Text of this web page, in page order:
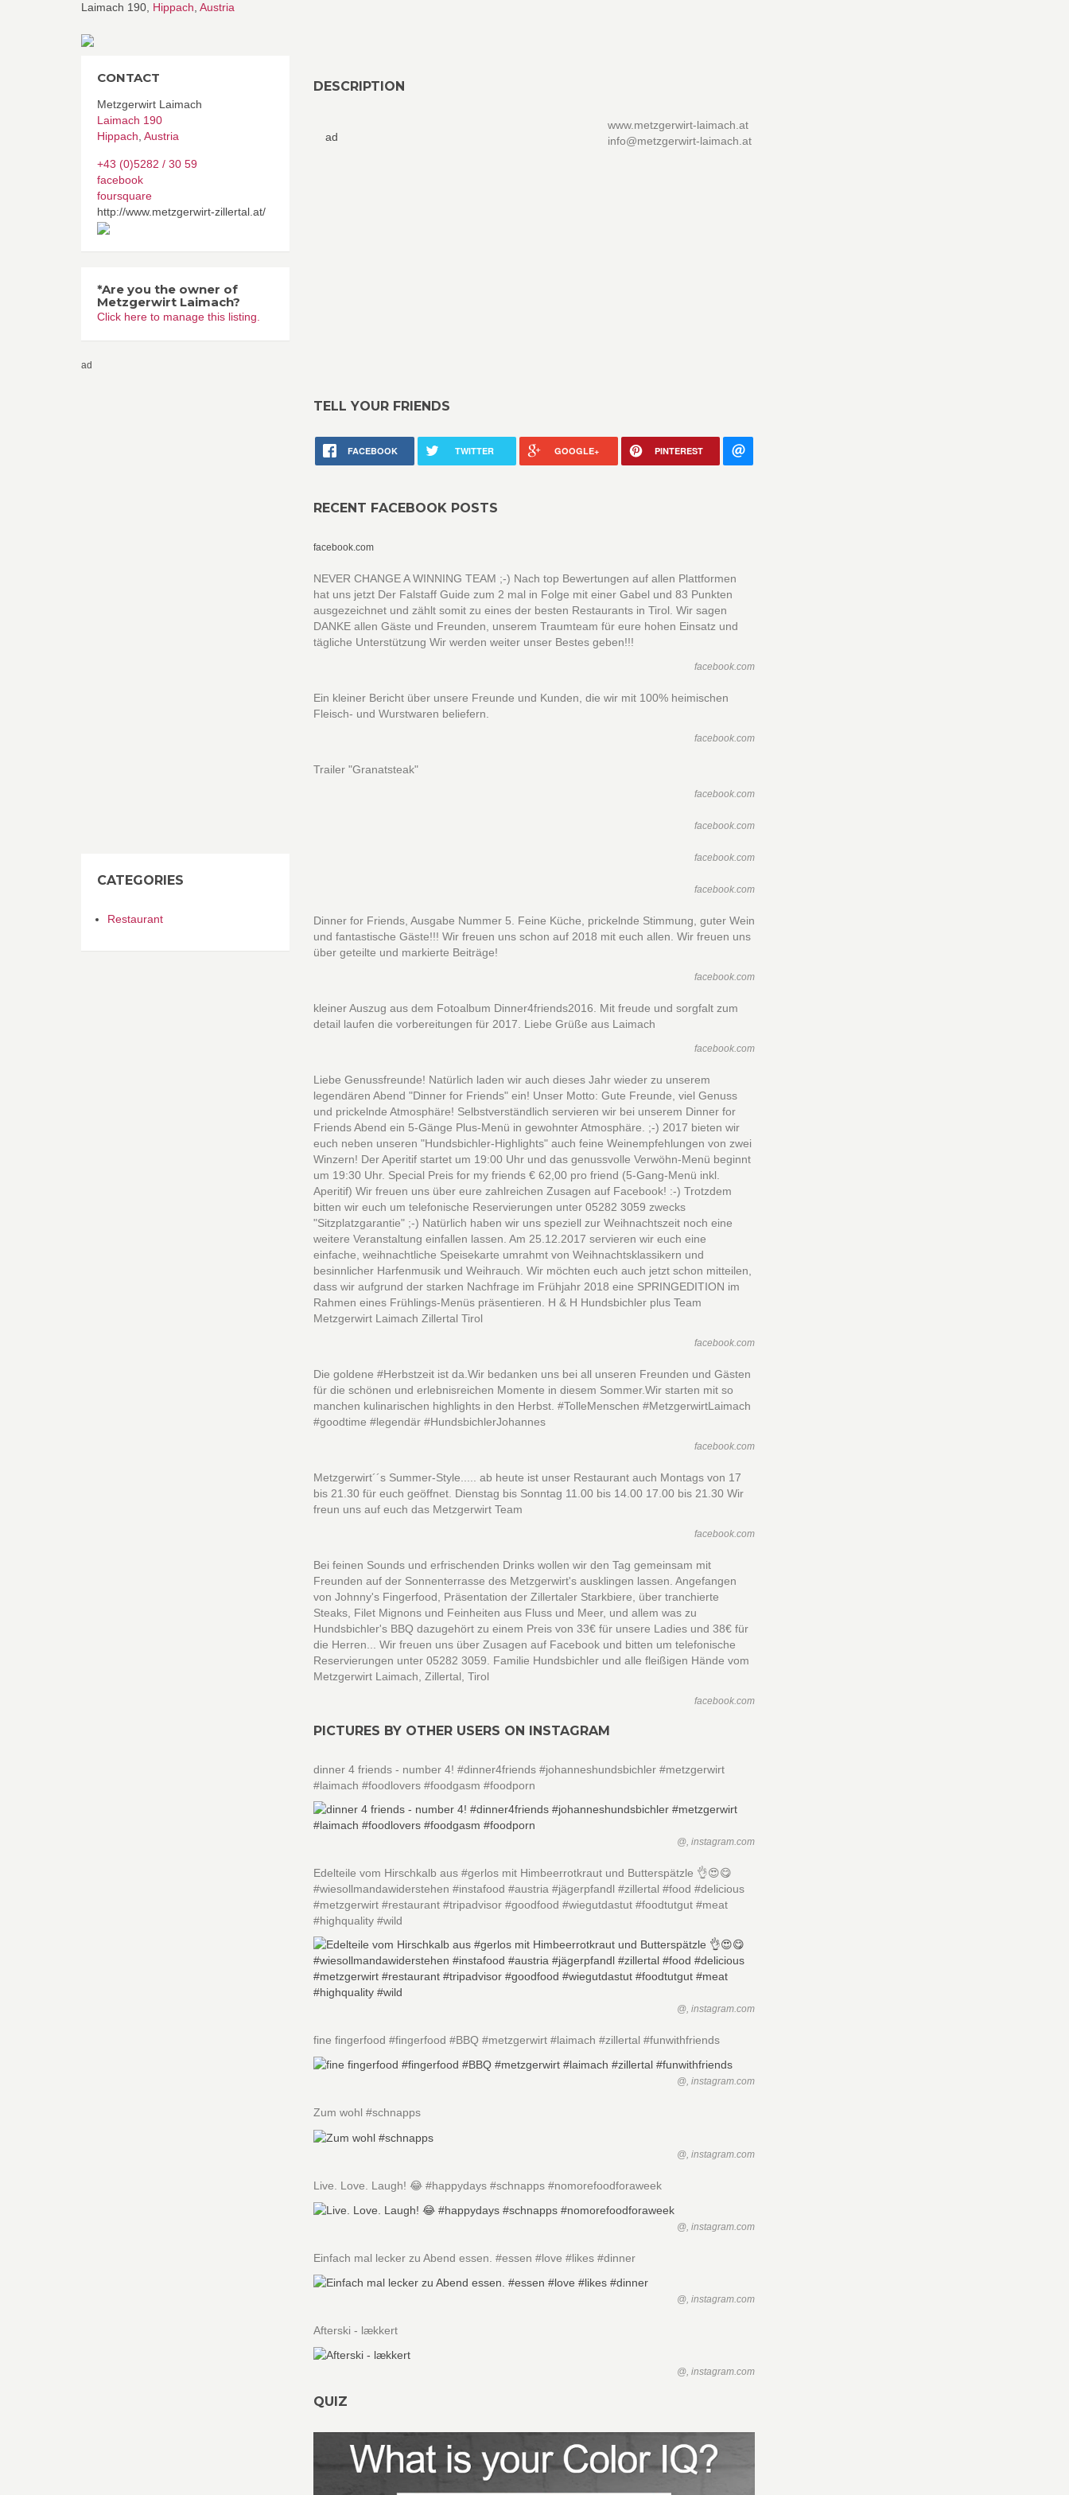
Laimach 190, Hippach Austria
DESCRIPTION
ad
www.metzgerwirt-laimach.at
info@metzgerwirt-laimach.at
TELL YOUR FRIENDS
FACEBOOK TWITTER GOOGLE+ PINTEREST
RECENT FACEBOOK POSTS
facebook.com
NEVER CHANGE A WINNING TEAM ;-) Nach top Bewertungen auf allen Plattformen
hat uns jetzt Der Falstaff Guide zum 2 mal in Folge mit einer Gabel und 83 Punkten
ausgezeichnet und zählt somit zu eines der besten Restaurants in Tirol. Wir sagen
DANKE allen Gäste und Freunden, unserem Traumteam für eure hohen Einsatz und
tägliche Unterstützung Wir werden weiter unser Bestes geben!!!
facebook.com
Ein kleiner Bericht über unsere Freunde und Kunden, die wir mit 100% heimischen
Fleisch- und Wurstwaren beliefern.
facebook.com
Trailer "Granatsteak"
facebook.com
facebook.com
facebook.com
facebook.com
Dinner for Friends, Ausgabe Nummer 5. Feine Küche, prickelnde Stimmung, guter Wein
und fantastische Gäste!!! Wir freuen uns schon auf 2018 mit euch allen. Wir freuen uns
über geteilte und markierte Beiträge!
facebook.com
kleiner Auszug aus dem Fotoalbum Dinner4friends2016. Mit freude und sorgfalt zum
detail laufen die vorbereitungen für 2017. Liebe Grüße aus Laimach
facebook.com
Liebe Genussfreunde! Natürlich laden wir auch dieses Jahr wieder zu unserem
legendären Abend "Dinner for Friends" ein! Unser Motto: Gute Freunde, viel Genuss
und prickelnde Atmosphäre! Selbstverständlich servieren wir bei unserem Dinner for
Friends Abend ein 5-Gänge Plus-Menü in gewohnter Atmosphäre. ;-) 2017 bieten wir
euch neben unseren "Hundsbichler-Highlights" auch feine Weinempfehlungen von zwei
Winzern! Der Aperitif startet um 19:00 Uhr und das genussvolle Verwöhn-Menü beginnt
um 19:30 Uhr. Special Preis for my friends € 62,00 pro friend (5-Gang-Menü inkl.
Aperitif) Wir freuen uns über eure zahlreichen Zusagen auf Facebook! :-) Trotzdem
bitten wir euch um telefonische Reservierungen unter 05282 3059 zwecks
"Sitzplatzgarantie" ;-) Natürlich haben wir uns speziell zur Weihnachtszeit noch eine
weitere Veranstaltung einfallen lassen. Am 25.12.2017 servieren wir euch eine
einfache, weihnachtliche Speisekarte umrahmt von Weihnachtsklassikern und
besinnlicher Harfenmusik und Weihrauch. Wir möchten euch auch jetzt schon mitteilen,
dass wir aufgrund der starken Nachfrage im Frühjahr 2018 eine SPRINGEDITION im
Rahmen eines Frühlings-Menüs präsentieren. H & H Hundsbichler plus Team
Metzgerwirt Laimach Zillertal Tirol
facebook.com
Die goldene #Herbstzeit ist da.Wir bedanken uns bei all unseren Freunden und Gästen
für die schönen und erlebnisreichen Momente in diesem Sommer.Wir starten mit so
manchen kulinarischen highlights in den Herbst. #TolleMenschen #MetzgerwirtLaimach
#goodtime #legendär #HundsbichlerJohannes
facebook.com
Metzgerwirt´´s Summer-Style..... ab heute ist unser Restaurant auch Montags von 17
bis 21.30 für euch geöffnet. Dienstag bis Sonntag 11.00 bis 14.00 17.00 bis 21.30 Wir
freun uns auf euch das Metzgerwirt Team
facebook.com
Bei feinen Sounds und erfrischenden Drinks wollen wir den Tag gemeinsam mit
Freunden auf der Sonnenterrasse des Metzgerwirt's ausklingen lassen. Angefangen
von Johnny's Fingerfood, Präsentation der Zillertaler Starkbiere, über tranchierte
Steaks, Filet Mignons und Feinheiten aus Fluss und Meer, und allem was zu
Hundsbichler's BBQ dazugehört zu einem Preis von 33€ für unsere Ladies und 38€ für
die Herren... Wir freuen uns über Zusagen auf Facebook und bitten um telefonische
Reservierungen unter 05282 3059. Familie Hundsbichler und alle fleißigen Hände vom
Metzgerwirt Laimach, Zillertal, Tirol
facebook.com
PICTURES BY OTHER USERS ON INSTAGRAM
dinner 4 friends - number 4! #dinner4friends #johanneshundsbichler #metzgerwirt
#laimach #foodlovers #foodgasm #foodporn
@, instagram.com
Edelteile vom Hirschkalb aus #gerlos mit Himbeerrotkraut und Butterspätzle 👌😍😋
#wiesollmandawiderstehen #instafood #austria #jägerpfandl #zillertal #food #delicious
#metzgerwirt #restaurant #tripadvisor #goodfood #wiegutdastut #foodtutgut #meat
#highquality #wild
@, instagram.com
fine fingerfood #fingerfood #BBQ #metzgerwirt #laimach #zillertal #funwithfriends
@, instagram.com
Zum wohl #schnapps
@, instagram.com
Live. Love. Laugh! 😂 #happydays #schnapps #nomorefoodforaweek
@, instagram.com
Einfach mal lecker zu Abend essen. #essen #love #likes #dinner
@, instagram.com
Afterski - lækkert
@, instagram.com
QUIZ
CONTACT
Metzgerwirt Laimach
Laimach 190
Hippach Austria
+43 (0)5282 / 30 59
facebook
foursquare
http://www.metzgerwirt-zillertal.at/
*Are you the owner of
Metzgerwirt Laimach?
Click here to manage this listing.
ad
CATEGORIES
Restaurant